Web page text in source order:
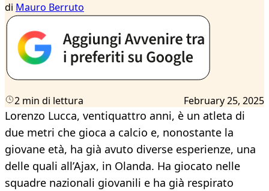
di Mauro Berruto
2 min di lettura February 25, 2025
Lorenzo Lucca, ventiquattro anni, è un atleta di
due metri che gioca a calcio e, nonostante la
giovane età, ha già avuto diverse esperienze, una
delle quali all’Ajax, in Olanda. Ha giocato nelle
squadre nazionali giovanili e ha già respirato